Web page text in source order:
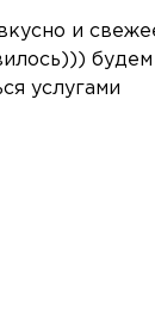
и
услугами